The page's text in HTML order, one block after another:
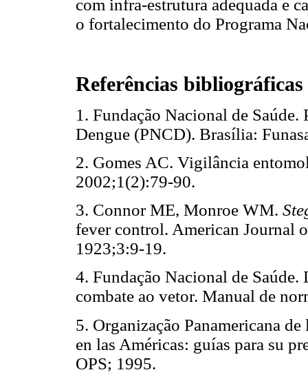
com infra-estrutura adequada e
o fortalecimento do Programa
Referências bibliográficas
1. Fundação Nacional de
Dengue (PNCD). Brasília:
2. Gomes AC. Vigilância
2002;1(2):79-90.
3. Connor ME, Monroe WM.
fever control. American Journal
1923;3:9-19.
4. Fundação Nacional de Saúde.
combate ao vetor. Manual de
5. Organização Panamericana
en las Américas: guías para su
OPS; 1995.